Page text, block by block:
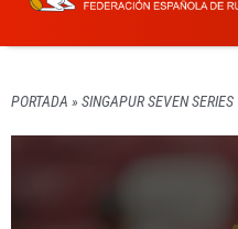
PORTADA » SINGAPUR SEVEN SERIES